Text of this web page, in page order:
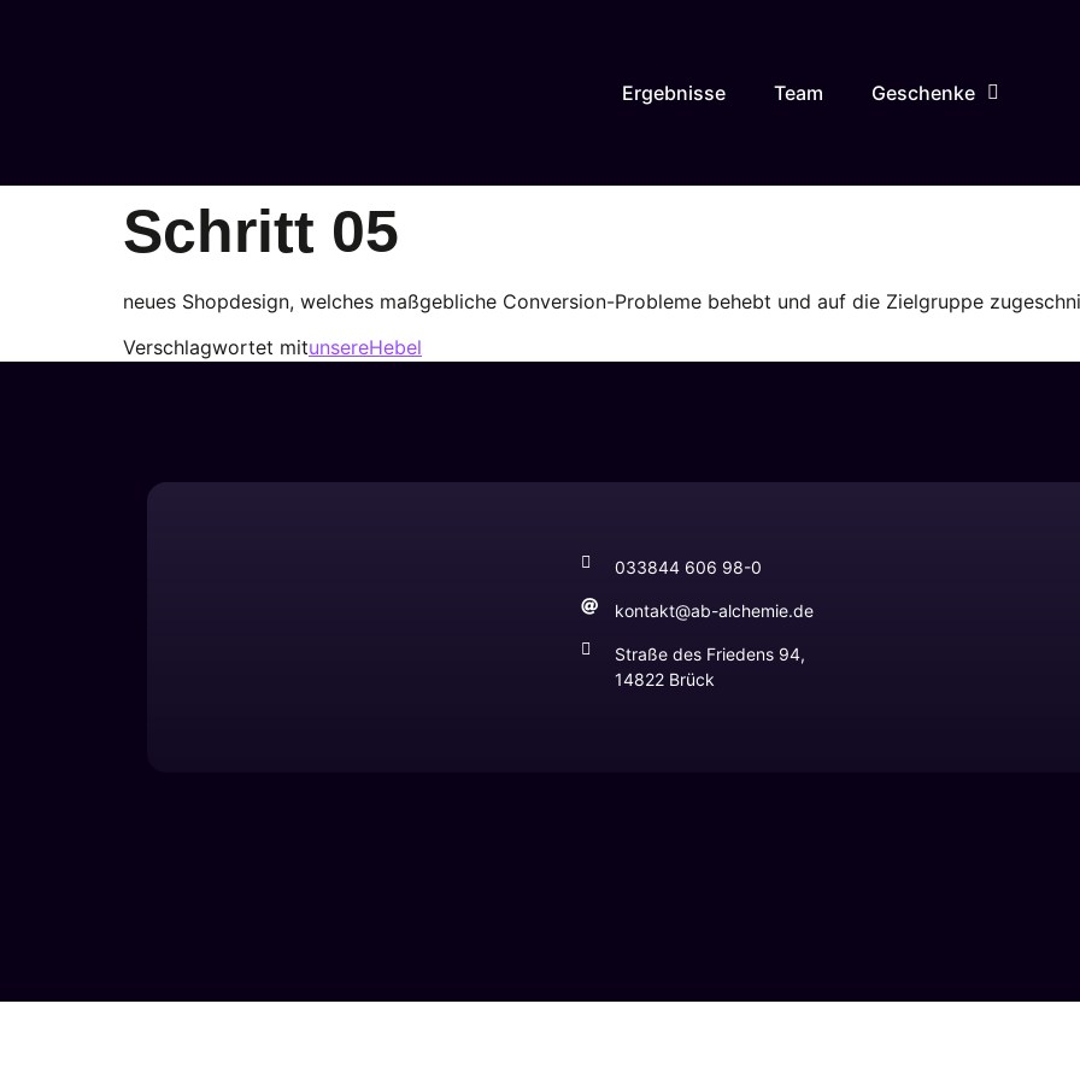
Ergebnisse Team Geschenke
Schritt 05
neues Shopdesign, welches maßgebliche Conversion-Probleme behebt und auf die Zielgruppe
Verschlagwortet mitunsereHebel
033844 606 98-0
kontakt@ab-alchemie.de
Straße des Friedens 94,
14822 Brück